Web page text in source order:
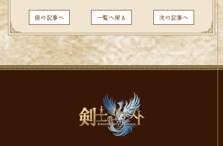
前の記事へ 一覧へ戻る 次の記事へ